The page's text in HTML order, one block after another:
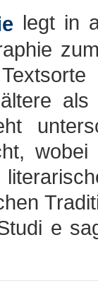
legt in
e